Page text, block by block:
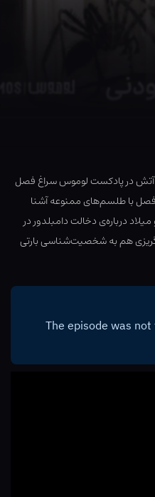
آتش در پادکست لوموس سراغ فصل
با طلسم‌های ممنوعه آشنا
درباره‌ی دخالت دامبلدور در
هم به شخصیت‌شناسی بارتی